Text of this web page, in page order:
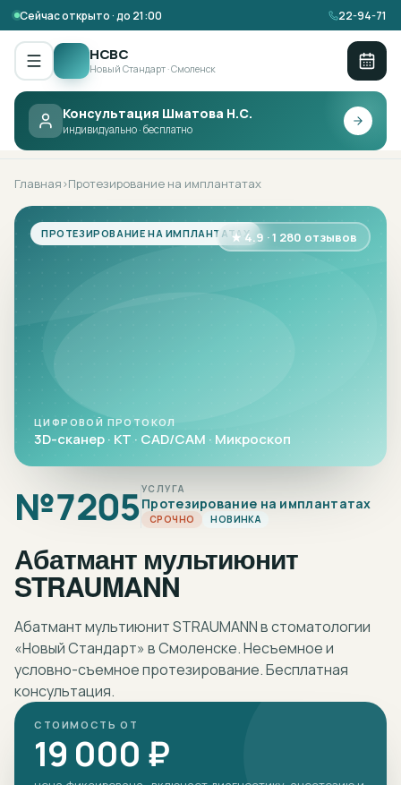
Сейчас открыто · до 21:00 22-94-71
НСВС
Новый Стандарт · Смоленск
Консультация Шматова Н.С.
индивидуально · бесплатно
НСВС ·ПРОТЕЗИРОВАНИЕ НА
ИМПЛАНТАТАХ
Главная›Протезирование на имплантатах
№7205УСЛУГА
Протезирование на имплантатах
СРОЧНО НОВИНКА
Абатмант мультиюнит
STRAUMANN
Абатмант мультиюнит STRAUMANN в стоматологии
«Новый Стандарт» в Смоленске. Несъемное и
условно-съемное протезирование. Бесплатная
консультация.
СТОИМОСТЬ ОТ
19 000 ₽
ПРОТЕЗИРОВАНИЕ НА ИМПЛАНТАТАХ★ 4.9 · 1 280 отзывов
ЦИФРОВОЙ ПРОТОКОЛ
3D-сканер · КТ · CAD/CAM · Микроскоп